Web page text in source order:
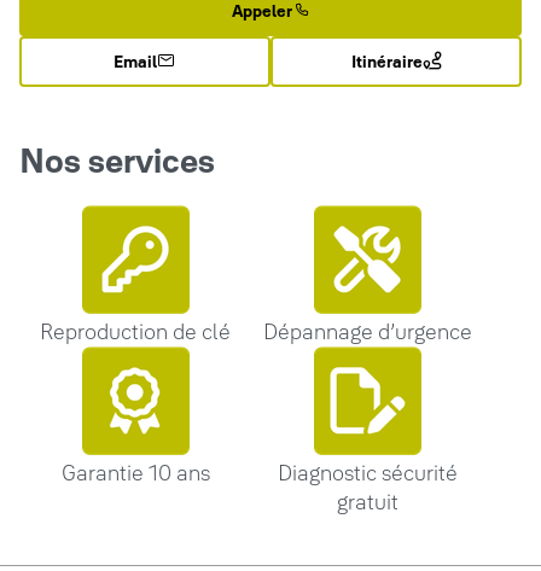
Appeler
Email Itinéraire
Nos services
Reproduction de clé Dépannage d’urgence
Garantie 10 ans
Diagnostic sécurité
gratuit